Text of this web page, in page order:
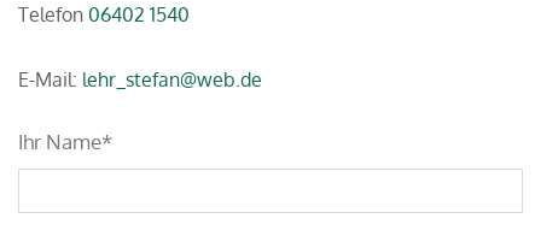
Telefon 06402 1540
E-Mail: lehr_stefan@web.de
Ihr Name*